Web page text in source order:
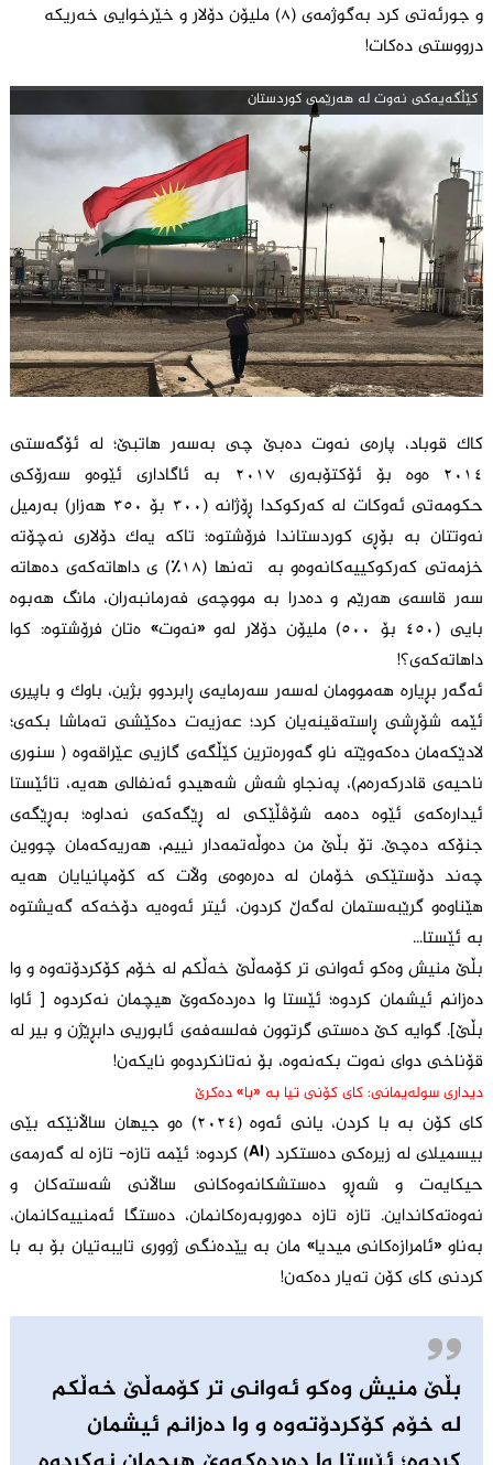
و جورئەتی کرد بەگوژمەی (٨) ملیۆن دۆلار و خێرخوایی خەریکە
درووستی دەکات!
كێڵگه‌یه‌كی نه‌وت له‌ هه‌رێمی كوردستان
کاک قوباد، پارەی نەوت دەبێ چی بەسەر هاتبێ؛ لە ئۆگەستی
٢٠١٤ ەوە بۆ ئۆکتۆبەری ٢٠١٧ بە ئاگاداری ئێوەو سەرۆکی
حکومەتی ئەوکات لە کەرکوکدا ڕۆژانە (٣٠٠ بۆ ٣٥٠ هەزار) بەرمیل
نەوتتان بە بۆڕی کوردستاندا فرۆشتوە؛ تاکە یەک دۆلاری نەچۆتە
خزمەتی کەرکوکییەکانەوەو بە تەنها (١٨٪) ی داهاتەکەی دەهاتە
سەر قاسەی هەرێم و دەدرا بە مووچەی فەرمانبەران، مانگ هەبوە
بایی (٤٥٠ بۆ ٥٠٠) ملیۆن دۆلار لەو «نەوت» ەتان فرۆشتوە: کوا
داهاتەکەی؟!
ئەگەر بڕیارە هەموومان لەسەر سەرمایەی ڕابردوو بژین، باوک و باپیری
ئێمە شۆڕشی ڕاستەقینەیان کرد؛ عەزیەت دەکێشی تەماشا بکەی؛
لادێکەمان دەکەوێتە ناو گەورەترین کێڵگەی گازیی عێراقەوە ( سنوری
ناحیەی قادرکەرەم)، پەنجاو شەش شەهیدو ئەنفالی هەیە، تائێستا
ئیدارەکەی ئێوە دەمە شۆڤڵێکی لە ڕێگەکەی نەداوە؛ بەڕێگەی
جنۆکە دەچێ. تۆ بڵێ من دەوڵەتمەدار نییم، هەریەکەمان چووین
چەند دۆستێکی خۆمان لە دەرەوەی وڵات کە کۆمپانیایان هەیە
هێناوەو گرێبەستمان لەگەڵ کردون، ئیتر ئەوەیە دۆخەکە گەیشتوە
بە ئێستا...
بڵێ منیش وەکو ئەوانی تر کۆمەڵێ خەڵکم لە خۆم کۆکردۆتەوە و وا
دەزانم ئیشمان کردوە؛ ئێستا وا دەردەکەوێ هیچمان نەکردوە [ ئاوا
بڵێ]. گوایە کێ دەستی گرتوون فەلسەفەی ئابوریی دابڕێژن و بیر لە
قۆناخی دوای نەوت بکەنەوە، بۆ نەتانکردوەو نایکەن!
دیداری سولەیمانی: کای کۆنی تیا بە «با» دەکرێ
کای کۆن بە با کردن، یانی ئەوە (٢٠٢٤) ەو جیهان ساڵانێکە بێی
بیسمیلای لە زیرەکی دەستکرد (AI) کردوە؛ ئێمە تازە- تازە لە گەرمەی
حیکایەت و شەڕو دەستشکانەوەکانی ساڵانی شەستەکان و
نەوەتەکانداین. تازە تازە دەوروبەرەکانمان، دەستگا ئەمنییەکانمان،
بەناو «ئامرازەکانی میدیا» مان بە یێدەنگی ژووری تایبەتیان بۆ بە با
کردنی کای کۆن تەیار دەکەن!
بڵێ منیش وەکو ئەوانی تر کۆمەڵێ خەڵکم
لە خۆم کۆکردۆتەوە و وا دەزانم ئیشمان